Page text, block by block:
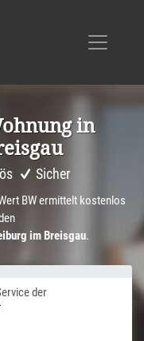
in
Sicher
BW ermittelt kostenlos
im Breisgau.
der